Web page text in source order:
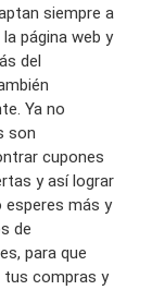
siempre a
página web y
del
Ya no
son
cupones
y así lograr
más y
de
para que
tus compras y